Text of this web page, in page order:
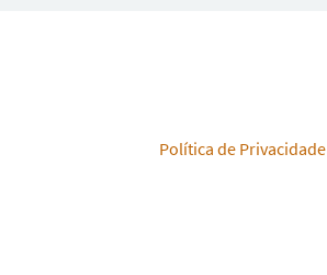
Pular para o conteúdo
Política de Privacidade